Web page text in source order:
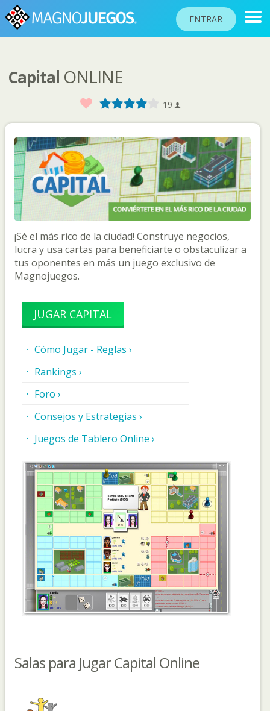
ENTRAR
RANKINGS
COMUNIDAD
AYUDA
PASAPORTE
JUGAR
Idioma del sitio
Capital ONLINE
Favorito 5
3
2
1 19
¡Sé el más rico de la ciudad! Construye negocios,
lucra y usa cartas para beneficiarte o obstaculizar a
tus oponentes en más un juego exclusivo de
Magnojuegos.
JUGAR CAPITAL
Cómo Jugar - Reglas ›
Rankings ›
Foro ›
Consejos y Estrategias ›
Juegos de Tablero Online ›
Salas para Jugar Capital Online